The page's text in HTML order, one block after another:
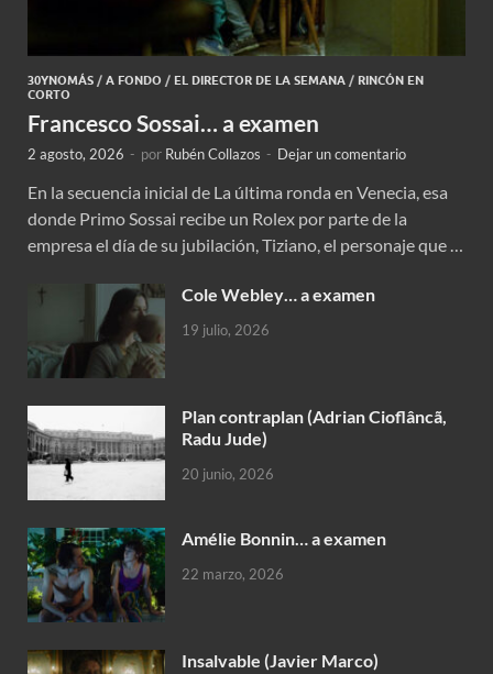
30YNOMÁS / A FONDO / EL DIRECTOR DE LA SEMANA / RINCÓN EN
CORTO
Francesco Sossai… a examen
2 agosto, 2026 - por Rubén Collazos - Dejar un comentario
En la secuencia inicial de La última ronda en Venecia, esa
donde Primo Sossai recibe un Rolex por parte de la
empresa el día de su jubilación, Tiziano, el personaje que …
Cole Webley… a examen
19 julio, 2026
Plan contraplan (Adrian Cioflâncã,
Radu Jude)
20 junio, 2026
Amélie Bonnin… a examen
22 marzo, 2026
Insalvable (Javier Marco)